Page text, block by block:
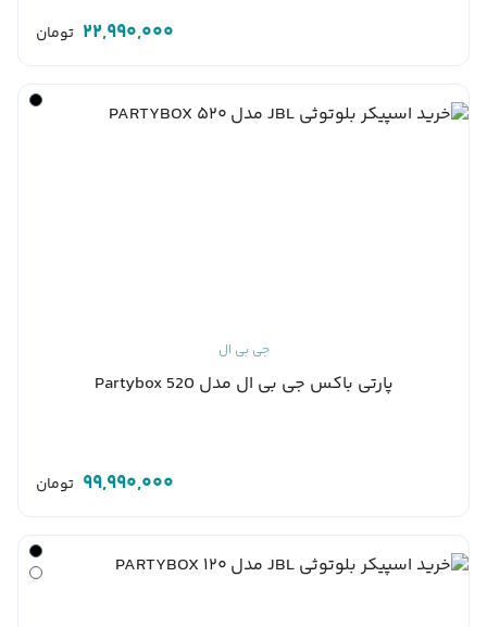
22,990,000 تومان
جی بی ال
پارتی باکس جی بی ال مدل Partybox 520
99,990,000 تومان